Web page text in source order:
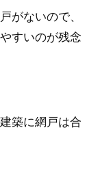
がないので、
すいのが残念
築に網戸は合